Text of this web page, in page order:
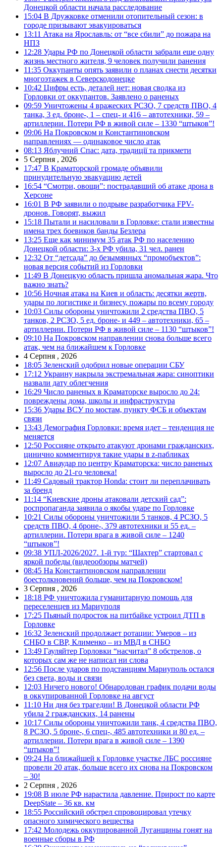
Донецкой области начала расследование
15:04 В Дружковке отменили отопительный сезон: в
городе призывают эвакуироваться
13:11 Атака на Ярославль: от “все сбили” до пожара на
НПЗ
12:28 Удары РФ по Донецкой области забрали еще одну
жизнь местного жителя, 9 человек получили ранения
11:35 Оккупанты опять заявили о планах снести десятки
многоэтажек в Северскодонецке
10:42 Цифры есть, деталей нет: новая сводка из
Горловки от оккупантов. Заявлено о раненых
09:59 Уничтожены 4 вражеских РСЗО, 7 средств ПВО, 4
танка, 3 ед. броне-, 1 – спец- и 416 – автотехники, 59 –
артиллерии. Потери РФ в живой силе – 1330 “штыков”!
09:06 На Покровском и Константиновском
направлениях — одинаковое число атак
08:13 Яблучний Спас: дата, традиції та прикмети
5 Серпня , 2026
17:47 В Краматорской громаде объявили
принудительную эвакуацию детей
16:54 “Смотри, овощи”: пострадавший об атаке дрона в
Херсоне
16:01 В РФ заявили о подрыве разработчика FPV-
дронов. Говорят, выжил
15:18 Пытали и насиловали в Горловке: стали известны
имена трех боевиков банды Безлера
13:25 Еще как минимум 35 атак РФ по населению
Донецкой области: 3-х РФ убила, 31 чел. ранен
12:32 От “детсада” до безымянных “промобъектов”:
новая версия событий из Горловки
11:49 В Донецкую область пришла аномальная жара. Что
важно знать?
10:56 Ночная атака на Киев и область: десятки жертв,
удары по логистике и бизнесу, пожары по всему городу
10:03 Силы обороны уничтожили 2 средства ПВО, 5
танков, 2 РСЗО, 5 ед. броне- и 449 – автотехники, 65 –
артиллерии. Потери РФ в живой силе – 1130 “штыков”!
09:10 На Покровском направлении снова больше всего
атак, чем на ближайшем к Горловке
4 Серпня , 2026
18:05 Зеленский одобрил новые операции СБУ
17:12 Украину накрыла экстремальная жара: синоптики
назвали дату облегчения
16:29 Число раненых в Краматорске выросло до 24:
повреждены дома, школы и инфраструктура
15:36 Удары ВСУ по мостам, пункту ФСБ и объектам
связи
13:43 Демография Горловки: время идет – тенденция не
меняется
12:50 Россияне открыто атакуют дронами гражданских,
цинично комментируя такие удары в z-пабликах
12:07 Авиаудар по центру Краматорска: число раненых
выросло до 21-го человека!
11:49 Садовый трактор Honda: стоит ли переплачивать
за бренд
11:14 “Киевские дроны атаковали детский сад”:
роспропаганда заявила о якобы ударе по Горловке
10:21 Силы обороны уничтожили 5 танков, 4 РСЗО, 5
средств ПВО, 4 броне-, 379 автотехники и 55 ед. –
артиллерии. Потери врага в живой силе – 1240
“штыков”!
09:38 УПЛ-2026/2027. 1-й тур: “Шахтер” стартовал с
яркой победы (видеообзоры матчей)
08:45 На Константиновском направлении
боестолкновений больше, чем на Покровском!
3 Серпня , 2026
18:18 РФ уничтожила гуманитарную помощь для
переселенцев из Мариуполя
17:25 Пьяный подросток на питбайке устроил ДТП в
Горловке
16:32 Зеленский продолжает ротации: Умеров – из
СНБО в СВР, Клименко – из МВД в СНБО
13:49 Гауляйтер Горловки “насчитал” 8 обстрелов, о
которых сам же не написал ни слова
12:56 После ударов по подстанциям Мариуполь остался
без света, воды и связи
12:03 Ничего нового! Обнародован график подачи воды
в оккупированной Горловке на август
11:10 Ни дня без трагедии! В Донецкой области РФ
убила 2 гражданских, 14 ранены
10:17 Силы обороны уничтожили танк, 4 средства ПВО,
8 РСЗО, 5 броне-, 6 спец-, 485 автотехники и 80 ед. –
артиллерии. Потери врага в живой силе – 1390
“штыков”!
09:24 На ближайшей к Горловке участке ЛБС россияне
провели 20 атак, больше всего их снова на Покровском
– 30!
2 Серпня , 2026
19:08 В июле РФ нарастила давление. Прирост по карте
DeepState – 36 кв. км
18:55 Российский обстрел спровоцировал утечку
опасного химического вещества
17:42 Молодежь оккупированной Луганщины гонят на
военные сборы в РФ